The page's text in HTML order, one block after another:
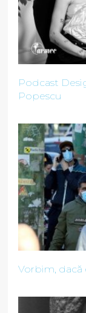
Podcast
Popescu
Vorbim, dacă